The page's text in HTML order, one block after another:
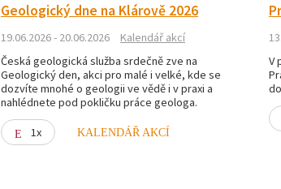
Geologický dne na Klárově 2026
19.06.2026 - 20.06.2026
Kalendář akcí
Česká geologická služba srdečně zve na
Geologický den, akci pro malé i velké, kde se
dozvíte mnohé o geologii ve vědě i v praxi a
nahlédnete pod pokličku práce geologa.
1x KALENDÁŘ AKCÍ
V